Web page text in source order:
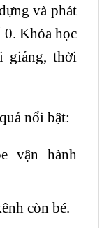
và phát
Khóa học
giảng, thời
nổi bật:
vận hành
còn bé.